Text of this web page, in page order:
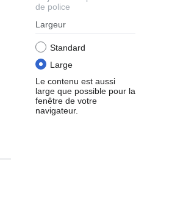
de police
Largeur
Standard
Large
Le contenu est aussi
large que possible pour la
fenêtre de votre
navigateur.